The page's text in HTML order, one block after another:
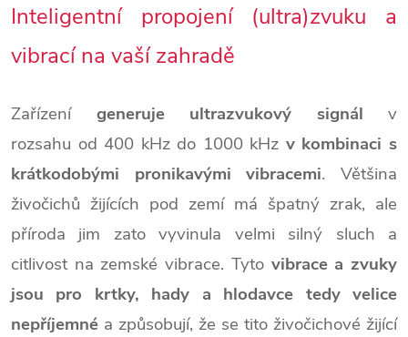
Inteligentní propojení (ultra)zvuku a
vibrací na vaší zahradě
Zařízení generuje ultrazvukový signál v
rozsahu od 400 kHz do 1000 kHz v kombinaci s
krátkodobými pronikavými vibracemi. Většina
živočichů žijících pod zemí má špatný zrak, ale
příroda jim zato vyvinula velmi silný sluch a
citlivost na zemské vibrace. Tyto vibrace a zvuky
jsou pro krtky, hady a hlodavce tedy velice
nepříjemné a způsobují, že se tito živočichové žijící